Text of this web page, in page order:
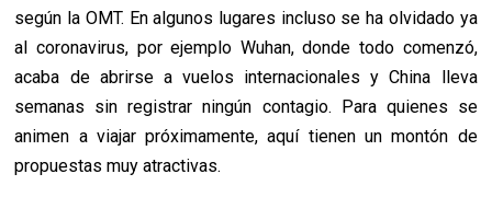
según la OMT. En algunos lugares incluso se ha olvidado ya
al coronavirus, por ejemplo Wuhan, donde todo comenzó,
acaba de abrirse a vuelos internacionales y China lleva
semanas sin registrar ningún contagio. Para quienes se
animen a viajar próximamente, aquí tienen un montón de
propuestas muy atractivas.